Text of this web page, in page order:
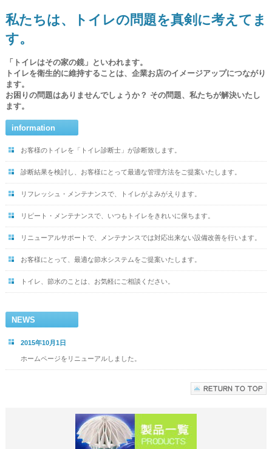
私たちは、トイレの問題を真剣に考えてま
す。
「トイレはその家の鏡」といわれます。
トイレを衛生的に維持することは、企業お店のイメージアップにつながり
ます。
お困りの問題はありませんでしょうか？ その問題、私たちが解決いたし
ます。
information
お客様のトイレを「トイレ診断士」が診断致します。
診断結果を検討し、お客様にとって最適な管理方法をご提案いたします。
リフレッシュ・メンテナンスで、トイレがよみがえります。
リピート・メンテナンスで、いつもトイレをきれいに保ちます。
リニューアルサポートで、メンテナンスでは対応出来ない設備改善を行います。
お客様にとって、最適な節水システムをご提案いたします。
トイレ、節水のことは、お気軽にご相談ください。
NEWS
2015年10月1日
ホームページをリニューアルしました。